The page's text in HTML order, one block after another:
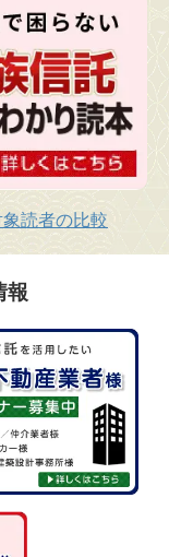
読者の比較
報